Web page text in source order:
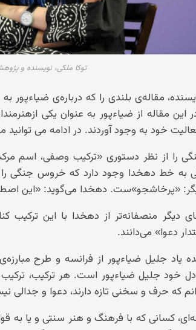
توکا ملکی، نویسنده و
مقاله‌ی بلندی را که درباره‌ی ضیاءپور
این مقاله از ضیاءپور به عنوان یکی
خود به وجود آوردند. در ادامه می توانید
را از نظر دستوری «ترکیب وصفی، اسم
به خط دهخدا وجود دارد که خروس جنگی
«پرخاشجو»ست. دهخدا می‌گوید: «این
دیگر منصفانه‌تر از دهخدا با این ترکیب
دعوا» می‌دانند.
یاد جلیل ضیاءپور از فرانسه و طرح
خود جلیل ضیاءپور است. هر ترکیب، ترکیب
که حرف و سخنی تازه دارند، دعوا و جدالی
کسانی که با فرهنگ و هنر سنتی و یا به